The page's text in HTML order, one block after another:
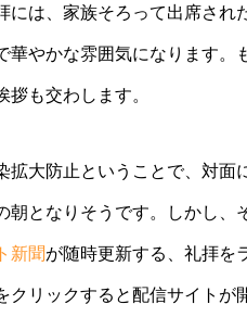
は、家族そろって出席され
やかな雰囲気になります。
も交わします。
大防止ということで、対面
朝となりそうです。しかし、
新聞が随時更新する、礼拝を
リックすると配信サイトが